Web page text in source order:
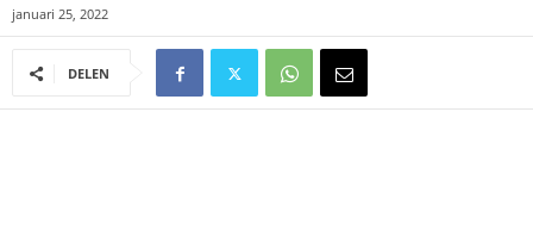
januari 25, 2022
DELEN